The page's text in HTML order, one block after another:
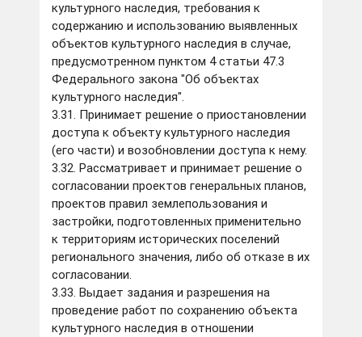
культурного наследия, требования к
содержанию и использованию выявленных
объектов культурного наследия в случае,
предусмотренном пунктом 4 статьи 47.3
Федерального закона "Об объектах
культурного наследия".
3.31. Принимает решение о приостановлении
доступа к объекту культурного наследия
(его части) и возобновлении доступа к нему.
3.32. Рассматривает и принимает решение о
согласовании проектов генеральных планов,
проектов правил землепользования и
застройки, подготовленных применительно
к территориям исторических поселений
регионального значения, либо об отказе в их
согласовании.
3.33. Выдает задания и разрешения на
проведение работ по сохранению объекта
культурного наследия в отношении